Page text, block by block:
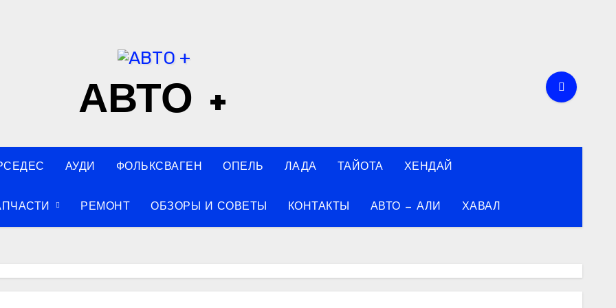
АВТО +
АУДИ ФОЛЬКСВАГЕН ОПЕЛЬ ЛАДА ТАЙОТА ХЕНДАЙ
РЕМОНТ ОБЗОРЫ И СОВЕТЫ КОНТАКТЫ АВТО — АЛИ ХАВАЛ